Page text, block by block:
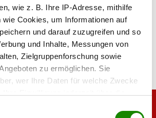
wie z. B. Ihre IP-Adresse, mithilfe
wie Cookies, um Informationen auf
und darauf zuzugreifen und so
und Inhalte, Messungen von
Zielgruppenforschung sowie
zu ermöglichen. Sie
wer Ihre Daten für welche Zwecke
Outing von Philipp Hochmair beim
Vorfeld kochte die Gerüchteküche
zur Begleitung.